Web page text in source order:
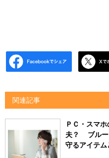
関連記事
ＰＣ・スマ
夫？ ブルー
守るアイテム